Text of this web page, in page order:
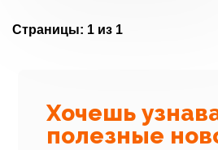
Страницы: 1 из 1
Хочешь
полезные